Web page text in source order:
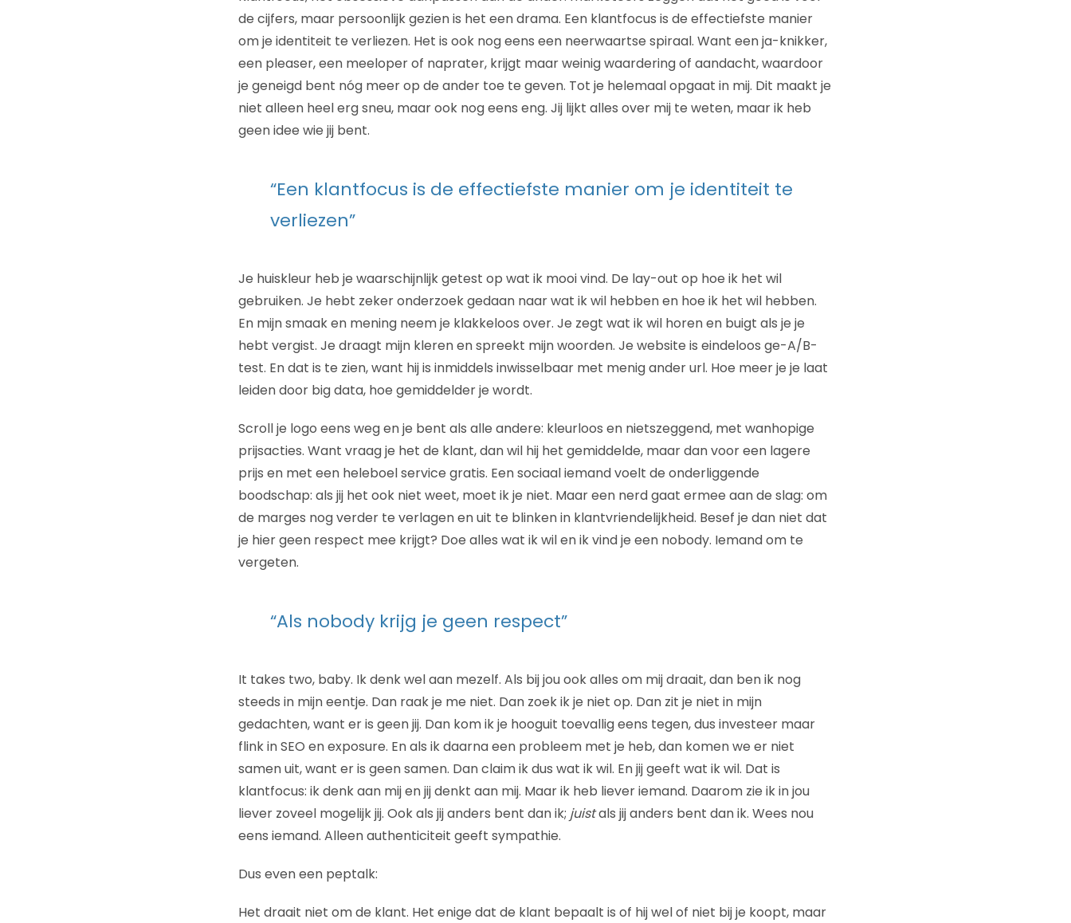
de cijfers, maar persoonlijk gezien is het een drama. Een klantfocus is de effectiefste manier
om je identiteit te verliezen. Het is ook nog eens een neerwaartse spiraal. Want een ja-knikker,
een pleaser, een meeloper of naprater, krijgt maar weinig waardering of aandacht, waardoor
je geneigd bent nóg meer op de ander toe te geven. Tot je helemaal opgaat in mij. Dit maakt je
niet alleen heel erg sneu, maar ook nog eens eng. Jij lijkt alles over mij te weten, maar ik heb
geen idee wie jij bent.
“Een klantfocus is de effectiefste manier om je identiteit te
verliezen”
Je huiskleur heb je waarschijnlijk getest op wat ik mooi vind. De lay-out op hoe ik het wil
gebruiken. Je hebt zeker onderzoek gedaan naar wat ik wil hebben en hoe ik het wil hebben.
En mijn smaak en mening neem je klakkeloos over. Je zegt wat ik wil horen en buigt als je je
hebt vergist. Je draagt mijn kleren en spreekt mijn woorden. Je website is eindeloos ge-A/B-
test. En dat is te zien, want hij is inmiddels inwisselbaar met menig ander url. Hoe meer je je laat
leiden door big data, hoe gemiddelder je wordt.
Scroll je logo eens weg en je bent als alle andere: kleurloos en nietszeggend, met wanhopige
prijsacties. Want vraag je het de klant, dan wil hij het gemiddelde, maar dan voor een lagere
prijs en met een heleboel service gratis. Een sociaal iemand voelt de onderliggende
boodschap: als jij het ook niet weet, moet ik je niet. Maar een nerd gaat ermee aan de slag: om
de marges nog verder te verlagen en uit te blinken in klantvriendelijkheid. Besef je dan niet dat
je hier geen respect mee krijgt? Doe alles wat ik wil en ik vind je een nobody. Iemand om te
vergeten.
“Als nobody krijg je geen respect”
It takes two, baby. Ik denk wel aan mezelf. Als bij jou ook alles om mij draait, dan ben ik nog
steeds in mijn eentje. Dan raak je me niet. Dan zoek ik je niet op. Dan zit je niet in mijn
gedachten, want er is geen jij. Dan kom ik je hooguit toevallig eens tegen, dus investeer maar
flink in SEO en exposure. En als ik daarna een probleem met je heb, dan komen we er niet
samen uit, want er is geen samen. Dan claim ik dus wat ik wil. En jij geeft wat ik wil. Dat is
klantfocus: ik denk aan mij en jij denkt aan mij. Maar ik heb liever iemand. Daarom zie ik in jou
liever zoveel mogelijk jij. Ook als jij anders bent dan ik; juistals jij anders bent dan ik. Wees nou
eens iemand. Alleen authenticiteit geeft sympathie.
Dus even een peptalk:
Het draait niet om de klant. Het enige dat de klant bepaalt is of hij wel of niet bij je koopt, maar